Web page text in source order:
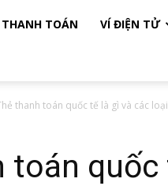
THANH TOÁN VÍ ĐIỆN TỬ
thanh toán quốc tế là gì và các
toán quốc